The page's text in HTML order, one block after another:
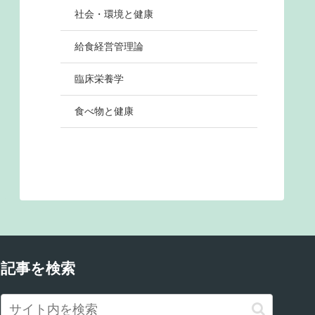
社会・環境と健康
給食経営管理論
臨床栄養学
食べ物と健康
記事を検索